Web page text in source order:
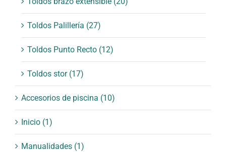
Toldos Palillería (27)
Toldos Punto Recto (12)
Toldos stor (17)
Accesorios de piscina (10)
Inicio (1)
Manualidades (1)